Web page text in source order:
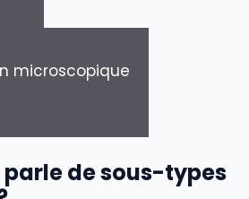
microscopique
de sous-types